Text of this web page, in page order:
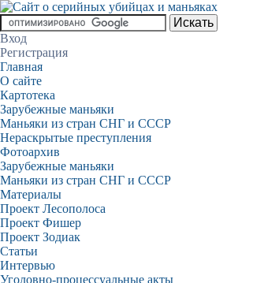
Вход
Регистрация
Главная
О сайте
Картотека
Зарубежные маньяки
Маньяки из стран СНГ и СССР
Нераскрытые преступления
Фотоархив
Зарубежные маньяки
Маньяки из стран СНГ и СССР
Материалы
Проект Лесополоса
Проект Фишер
Проект Зодиак
Статьи
Интервью
Уголовно-процессуальные акты